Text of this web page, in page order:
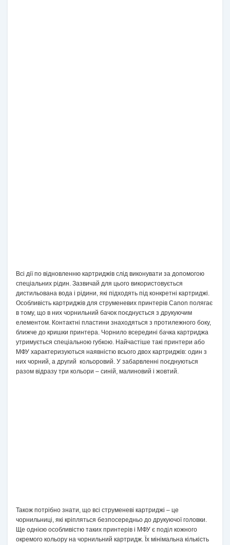
Всі дії по відновленню картриджів слід виконувати за допомогою
спеціальних рідин. Зазвичай для цього використовується
дистильована вода і рідини, які підходять під конкретні картриджі.
Особливість картриджів для струменевих принтерів Canon полягає
в тому, що в них чорнильний бачок поєднується з друкуючим
елементом. Контактні пластини знаходяться з протилежного боку,
ближче до кришки принтера. Чорнило всередині бачка картриджа
утримується спеціальною губкою. Найчастіше такі принтери або
МФУ характеризуються наявністю всього двох картриджів: один з
них чорний, а другий кольоровий. У забарвленні поєднуються
разом відразу три кольори – синій, малиновий і жовтий.
Також потрібно знати, що всі струменеві картриджі – це
чорнильниці, які кріпляться безпосередньо до друкуючої головки.
Ще однією особливістю таких принтерів і МФУ є поділ кожного
окремого кольору на чорнильний картридж. Їх мінімальна кількість